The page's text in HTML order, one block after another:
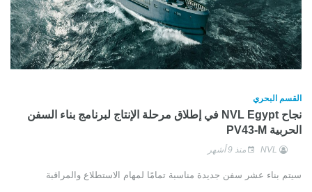
القسم البحري
نجاح NVL Egypt في إطلاق مرحلة الإنتاج لبرنامج بناء السفن
الحربية PV43-M
NVL منذ 9 أشهر
سيتم بناء عشر سفن جديدة مناسبة تمامًا لمهام الاستطلاع والمراقبة